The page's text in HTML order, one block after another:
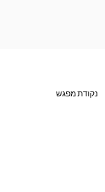
נקודת מפגש